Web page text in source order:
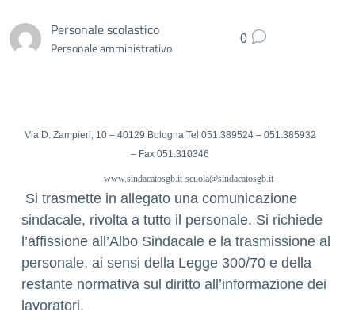
Personale scolastico
Personale amministrativo
0
Via D. Zampieri, 10 – 40129 Bologna Tel 051.389524 – 051.385932
– Fax 051.310346
www.sindacatosgb.it scuola@sindacatosgb.it
Si trasmette in allegato una comunicazione
sindacale, rivolta a tutto il personale. Si richiede
l’affissione all’Albo Sindacale e la trasmissione al
personale, ai sensi della Legge 300/70 e della
restante normativa sul diritto all’informazione dei
lavoratori.